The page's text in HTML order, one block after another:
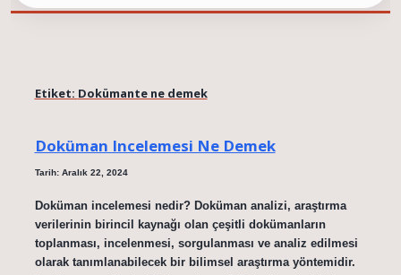
Etiket: Dokümante ne demek
Doküman Incelemesi Ne Demek
Tarih: Aralık 22, 2024
Doküman incelemesi nedir? Doküman analizi, araştırma
verilerinin birincil kaynağı olan çeşitli dokümanların
toplanması, incelenmesi, sorgulanması ve analiz edilmesi
olarak tanımlanabilecek bir bilimsel araştırma yöntemidir.